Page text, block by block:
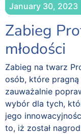
January 30, 2023
Zabieg
młodości
Zabieg na twarz
osób, które
zauważalnie
wybór dla tych,
jego
to, iż został